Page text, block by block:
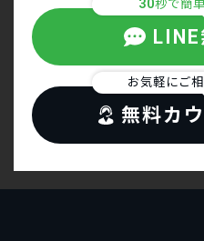
30秒で簡
お気軽にご
無料カ